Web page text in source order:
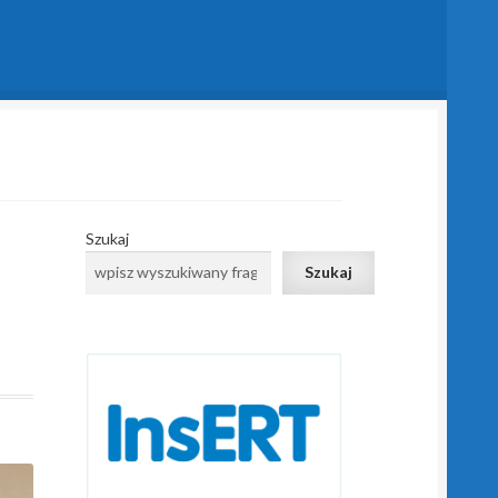
Szukaj
Szukaj